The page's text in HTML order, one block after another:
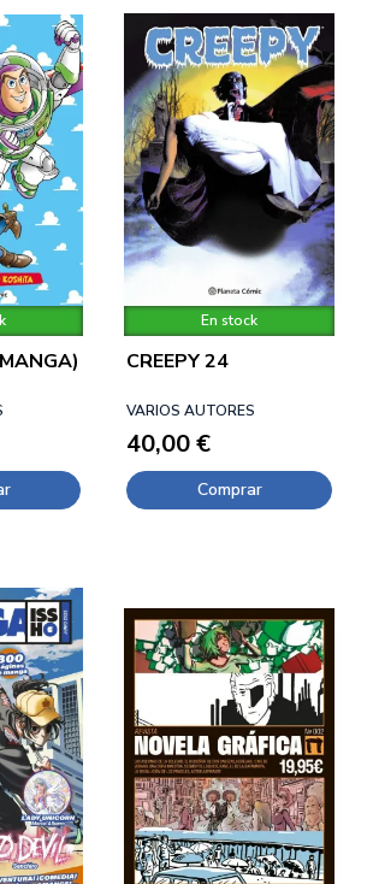
En stock
CREEPY 24
VARIOS AUTORES
40,00 €
Comprar